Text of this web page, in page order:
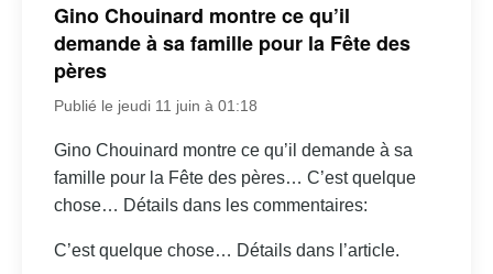
Gino Chouinard montre ce qu’il
demande à sa famille pour la Fête des
pères
Publié le jeudi 11 juin à 01:18
Gino Chouinard montre ce qu’il demande à sa
famille pour la Fête des pères… C’est quelque
chose… Détails dans les commentaires:
C’est quelque chose… Détails dans l’article.